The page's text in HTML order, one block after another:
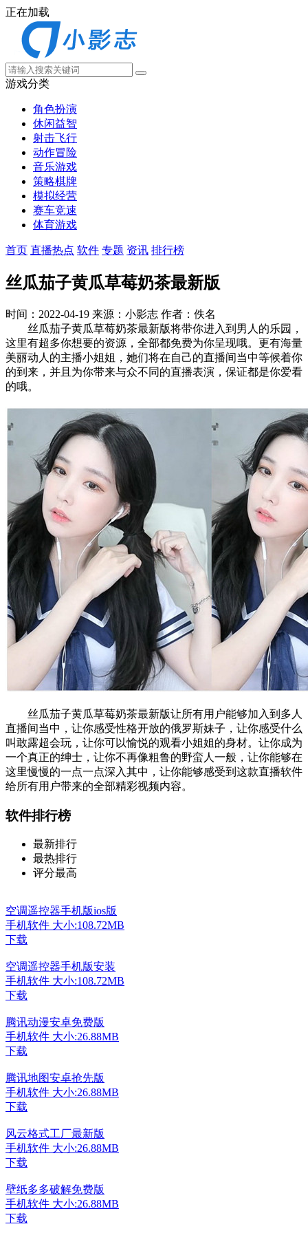
正在加载
游戏分类
角色扮演
休闲益智
射击飞行
动作冒险
音乐游戏
策略棋牌
模拟经营
赛车竞速
体育游戏
首页 直播热点 软件 专题 资讯 排行榜
丝瓜茄子黄瓜草莓奶茶最新版
时间：2022-04-19 来源：小影志 作者：佚名
丝瓜茄子黄瓜草莓奶茶最新版将带你进入到男人的乐园，
这里有超多你想要的资源，全部都免费为你呈现哦。更有海量
美丽动人的主播小姐姐，她们将在自己的直播间当中等候着你
的到来，并且为你带来与众不同的直播表演，保证都是你爱看
的哦。
丝瓜茄子黄瓜草莓奶茶最新版让所有用户能够加入到多人
直播间当中，让你感受性格开放的俄罗斯妹子，让你感受什么
叫敢露超会玩，让你可以愉悦的观看小姐姐的身材。让你成为
一个真正的绅士，让你不再像粗鲁的野蛮人一般，让你能够在
这里慢慢的一点一点深入其中，让你能够感受到这款直播软件
给所有用户带来的全部精彩视频内容。
软件排行榜
最新排行
最热排行
评分最高
空调遥控器手机版ios版
手机软件 大小:108.72MB
下载
空调遥控器手机版安装
手机软件 大小:108.72MB
下载
腾讯动漫安卓免费版
手机软件 大小:26.88MB
下载
腾讯地图安卓抢先版
手机软件 大小:26.88MB
下载
风云格式工厂最新版
手机软件 大小:26.88MB
下载
壁纸多多破解免费版
手机软件 大小:26.88MB
下载